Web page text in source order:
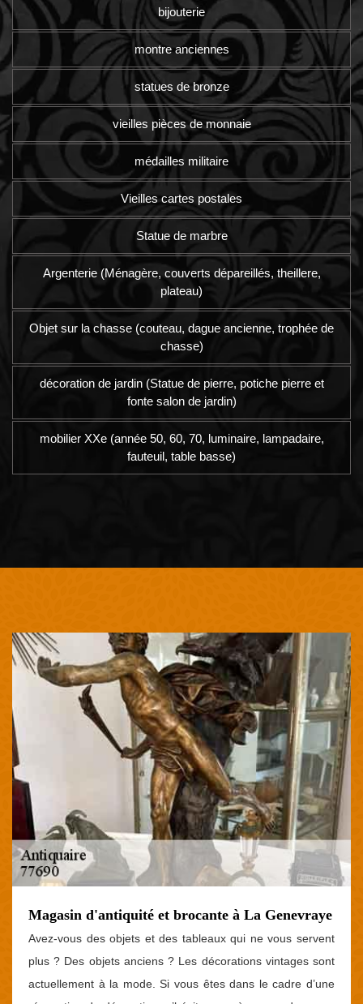
bijouterie
montre anciennes
statues de bronze
vieilles pièces de monnaie
médailles militaire
Vieilles cartes postales
Statue de marbre
Argenterie (Ménagère, couverts dépareillés, theillere,
plateau)
Objet sur la chasse (couteau, dague ancienne, trophée de
chasse)
décoration de jardin (Statue de pierre, potiche pierre et
fonte salon de jardin)
mobilier XXe (année 50, 60, 70, luminaire, lampadaire,
fauteuil, table basse)
Magasin d'antiquité et brocante à La Genevraye
Avez-vous des objets et des tableaux qui ne vous servent
plus ? Des objets anciens ? Les décorations vintages sont
actuellement à la mode. Si vous êtes dans le cadre d’une